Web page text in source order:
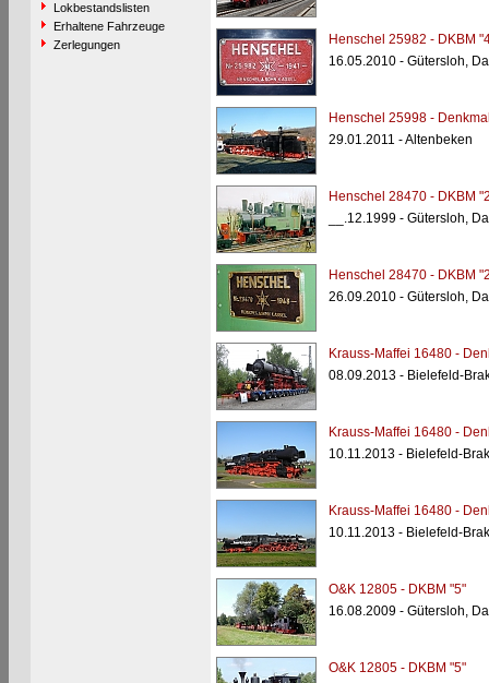
Lokbestandslisten
Erhaltene Fahrzeuge
Zerlegungen
Henschel 25982 - DKBM
16.05.2010 - Gütersloh,
Henschel 25998 -
29.01.2011 - Altenbeken
Henschel 28470 - DKBM
__.12.1999 - Gütersloh,
Henschel 28470 - DKBM
26.09.2010 - Gütersloh,
Krauss-Maffei 16480 -
08.09.2013 - Bielefeld-
Krauss-Maffei 16480 -
10.11.2013 - Bielefeld-
Krauss-Maffei 16480 -
10.11.2013 - Bielefeld-
O&K 12805 - DKBM "5"
16.08.2009 - Gütersloh,
O&K 12805 - DKBM "5"